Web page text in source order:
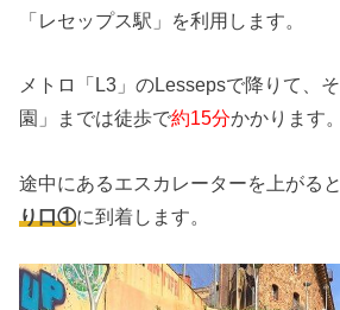
「レセップス駅」を利用します。
メトロ「L3」のLessepsで降りて、
園」までは徒歩で約15分かかります。
途中にあるエスカレーターを上がる
り口①に到着します。